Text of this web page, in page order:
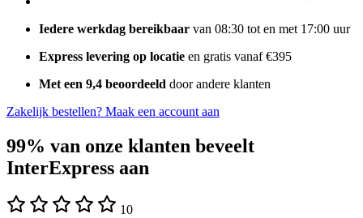
Iedere werkdag bereikbaar van 08:30 tot en met 17:00 uur
Express levering op locatie en gratis vanaf €395
Met een 9,4 beoordeeld door andere klanten
Zakelijk bestellen? Maak een account aan
99% van onze klanten beveelt
InterExpress aan
10